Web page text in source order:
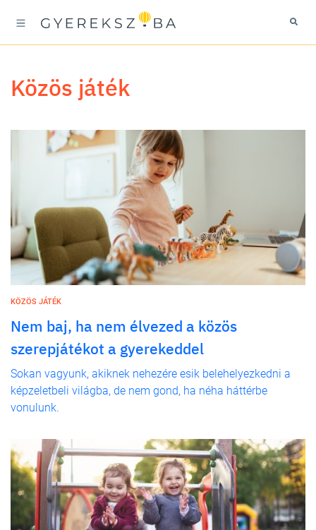
közös játék
KÖZÖS JÁTÉK
Nem baj, ha nem élvezed a közös
szerepjátékot a gyerekeddel
Sokan vagyunk, akiknek nehezére esik belehelyezkedni a
képzeletbeli világba, de nem gond, ha néha háttérbe
vonulunk.